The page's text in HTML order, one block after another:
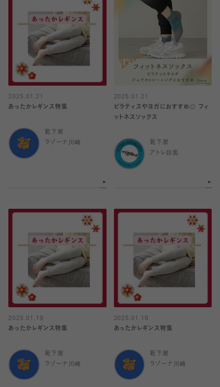
2025.01.21
あったかレギンス特集
靴下屋
ラゾーナ川崎
2025.01.21
ピラティスやヨガにおすすめ◎ フィ
ットネスソックス
靴下屋
アトレ目黒
2025.01.19
あったかレギンス特集
靴下屋
ラゾーナ川崎
2025.01.18
あったかレギンス特集
靴下屋
ラゾーナ川崎